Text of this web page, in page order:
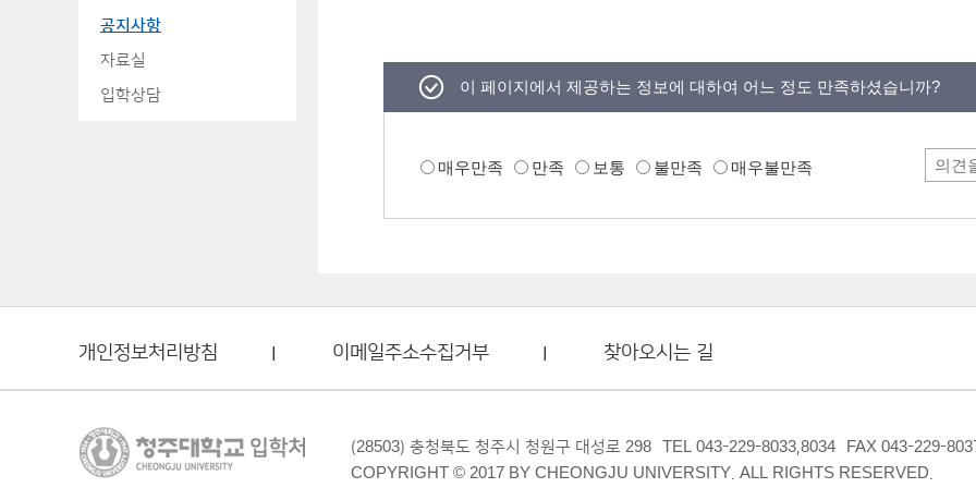
공지사항
자료실
입학상담
이 페이지에서 제공하는 정보에 대하여 어느 정도 만족하셨습니까?
매우만족 만족 보통 불만족 매우불만족
개인정보처리방침 이메일주소수집거부 찾아오시는 길
(28503) 충청북도 청주시 청원구 대성로 298 TEL 043-229-8033,8034
FAX 043-229-
COPYRIGHT © 2017 BY CHEONGJU UNIVERSITY. ALL RIGHTS RESERVED.